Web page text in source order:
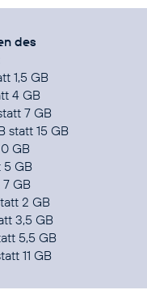
des
1,5 GB
4 GB
7 GB
statt 15 GB
GB
5 GB
GB
2 GB
3,5 GB
5,5 GB
11 GB